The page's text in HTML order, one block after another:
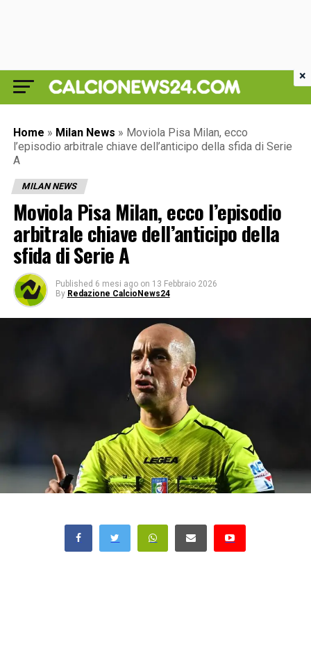
Home » Milan News » Moviola Pisa Milan, ecco
l’episodio arbitrale chiave dell’anticipo della sfida di Serie
A
MILAN NEWS
Moviola Pisa Milan, ecco l’episodio
arbitrale chiave dell’anticipo della
sfida di Serie A
Published 6 mesi ago on 13 Febbraio 2026
By Redazione CalcioNews24
×